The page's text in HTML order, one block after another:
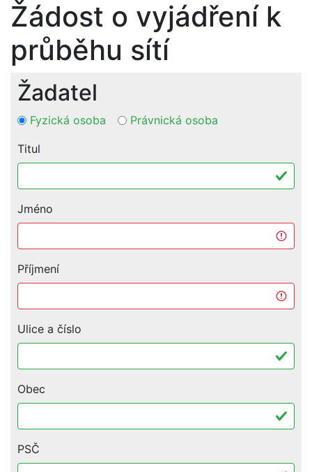
Žádost o vyjádření k
průběhu sítí
Žadatel
Fyzická osoba Právnická osoba
Titul
Jméno
Příjmení
Ulice a číslo
Obec
PSČ